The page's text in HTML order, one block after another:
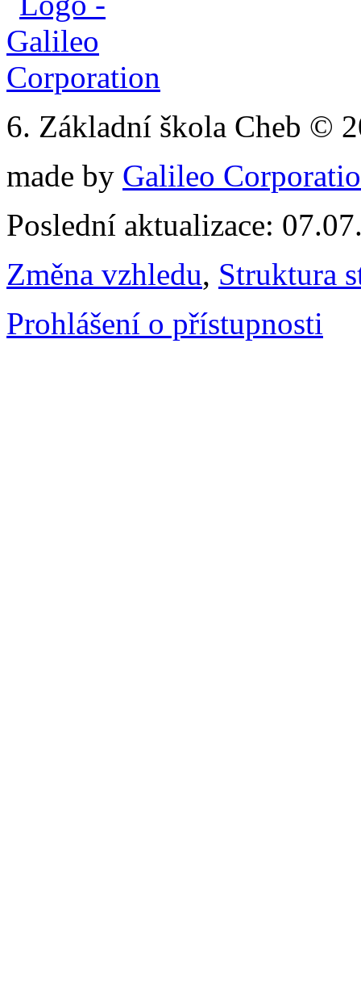
6. Základní škola Cheb ©
made by Galileo
Poslední aktualizace:
Změna vzhledu, Struktura
Prohlášení o přístupnosti